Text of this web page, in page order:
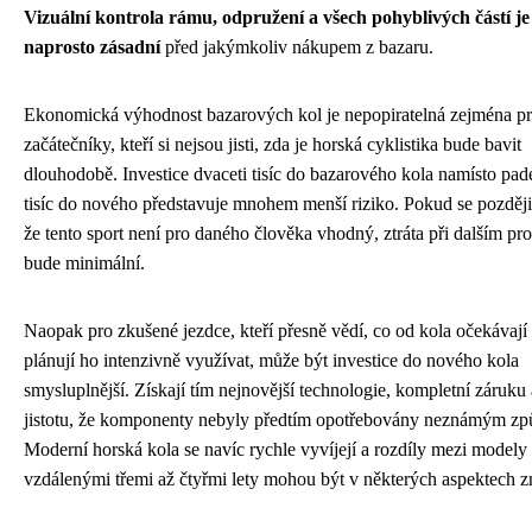
Vizuální kontrola rámu, odpružení a všech pohyblivých částí
naprosto zásadnípřed jakýmkoliv nákupem z bazaru.
Ekonomická výhodnost bazarových kol je nepopiratelná zejména
začátečníky, kteří si nejsou jisti, zda je horská cyklistika bude bavit
dlouhodobě. Investice dvaceti tisíc do bazarového kola namísto
tisíc do nového představuje mnohem menší riziko. Pokud se
že tento sport není pro daného člověka vhodný, ztráta při dalším
bude minimální.
Naopak pro zkušené jezdce, kteří přesně vědí, co od kola očekávají
plánují ho intenzivně využívat, může být investice do nového kola
smysluplnější. Získají tím nejnovější technologie, kompletní záruku
jistotu, že komponenty nebyly předtím opotřebovány neznámým
Moderní horská kola se navíc rychle vyvíjejí a rozdíly mezi modely
vzdálenými třemi až čtyřmi lety mohou být v některých aspektech